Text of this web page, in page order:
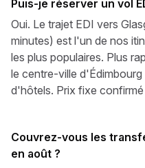
Puis-je réserver un vol
Oui. Le trajet EDI vers
minutes) est l'un de nos
les plus populaires. Plus
le centre-ville
d'hôtels. Prix fixe
Couvrez-vous les
en août ?